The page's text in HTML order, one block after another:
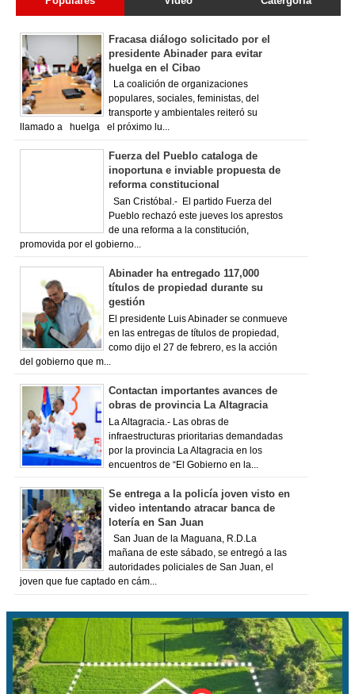
Fracasa diálogo solicitado por el
presidente Abinader para evitar
huelga en el Cibao
La coalición de organizaciones
populares, sociales, feministas, del
transporte y ambientales reiteró su
llamado a huelga el próximo lu...
Fuerza del Pueblo cataloga de
inoportuna e inviable propuesta de
reforma constitucional
San Cristóbal.- El partido Fuerza del
Pueblo rechazó este jueves los aprestos
de una reforma a la constitución,
promovida por el gobierno...
Abinader ha entregado 117,000
títulos de propiedad durante su
gestión
El presidente Luis Abinader se conmueve
en las entregas de títulos de propiedad,
como dijo el 27 de febrero, es la acción
del gobierno que m...
Contactan importantes avances de
obras de provincia La Altagracia
La Altagracia.- Las obras de
infraestructuras prioritarias demandadas
por la provincia La Altagracia en los
encuentros de “El Gobierno en la...
Se entrega a la policía joven visto en
video intentando atracar banca de
lotería en San Juan
San Juan de la Maguana, R.D.La
mañana de este sábado, se entregó a las
autoridades policiales de San Juan, el
joven que fue captado en cám...